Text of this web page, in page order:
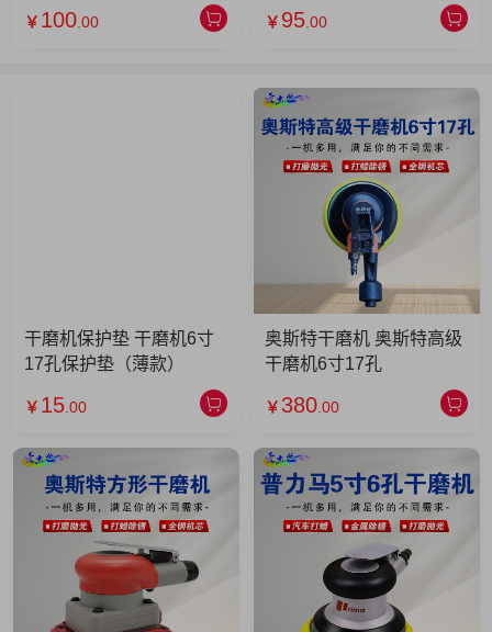
￥ 100 .00 ￥ 95 .00
干磨机保护垫 干磨机6寸
17孔保护垫（薄款）
￥ 15 .00
奥斯特干磨机 奥斯特高级
干磨机6寸17孔
￥ 380 .00